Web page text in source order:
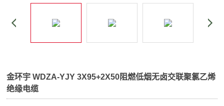
金环宇 WDZA-YJY 3X95+2X50阻燃低烟无卤交联聚氯乙烯
绝缘电缆